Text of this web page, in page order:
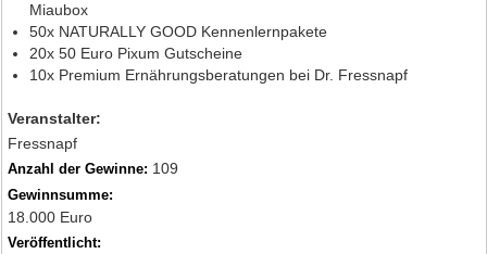
Miaubox
50x NATURALLY GOOD Kennenlernpakete
20x 50 Euro Pixum Gutscheine
10x Premium Ernährungsberatungen bei Dr. Fressnapf
Veranstalter:
Fressnapf
Anzahl der Gewinne: 109
Gewinnsumme:
18.000 Euro
Veröffentlicht: